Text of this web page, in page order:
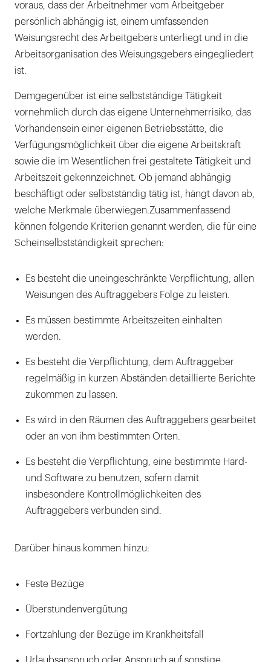
voraus, dass der Arbeitnehmer vom Arbeitgeber
persönlich abhängig ist, einem umfassenden
Weisungsrecht des Arbeitgebers unterliegt und in die
Arbeitsorganisation des Weisungsgebers eingegliedert
ist.
Demgegenüber ist eine selbstständige Tätigkeit
vornehmlich durch das eigene Unternehmerrisiko, das
Vorhandensein einer eigenen Betriebsstätte, die
Verfügungsmöglichkeit über die eigene Arbeitskraft
sowie die im Wesentlichen frei gestaltete Tätigkeit und
Arbeitszeit gekennzeichnet. Ob jemand abhängig
beschäftigt oder selbstständig tätig ist, hängt davon ab,
welche Merkmale überwiegen.Zusammenfassend
können folgende Kriterien genannt werden, die für eine
Scheinselbstständigkeit sprechen:
Es besteht die uneingeschränkte Verpflichtung, allen
Weisungen des Auftraggebers Folge zu leisten.
Es müssen bestimmte Arbeitszeiten einhalten
werden.
Es besteht die Verpflichtung, dem Auftraggeber
regelmäßig in kurzen Abständen detaillierte Berichte
zukommen zu lassen.
Es wird in den Räumen des Auftraggebers gearbeitet
oder an von ihm bestimmten Orten.
Es besteht die Verpflichtung, eine bestimmte Hard-
und Software zu benutzen, sofern damit
insbesondere Kontrollmöglichkeiten des
Auftraggebers verbunden sind.
Darüber hinaus kommen hinzu:
Feste Bezüge
Überstundenvergütung
Fortzahlung der Bezüge im Krankheitsfall